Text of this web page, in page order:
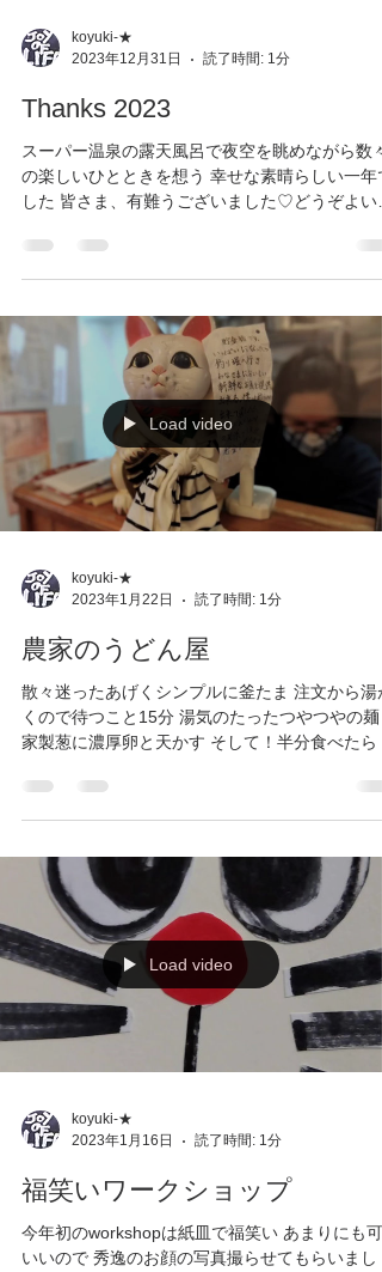
koyuki-★
2023年12月31日
読了時間: 1分
Thanks 2023
スーパー温泉の露天風呂で夜空を眺めながら数々
の楽しいひとときを想う 幸せな素晴らしい一年
した 皆さま、有難うございました♡どうぞよい
Load video
koyuki-★
2023年1月22日
読了時間: 1分
農家のうどん屋
散々迷ったあげくシンプルに釜たま 注文から湯
くので待つこと15分 湯気のたったつやつやの麺
家製葱に濃厚卵と天かす そして！半分食べたら
ぶり引いてお出汁かけてくれます 一度で二度美
しいおうどんに...
Load video
koyuki-★
2023年1月16日
読了時間: 1分
福笑いワークショップ
今年初のworkshopは紙皿で福笑い あまりにも可
いいので 秀逸のお顔の写真撮らせてもらいまし